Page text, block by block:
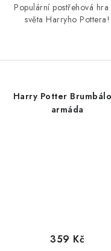
Populární postřehová hra
světa Harryho Pottera!
Harry Potter
armáda
359 Kč